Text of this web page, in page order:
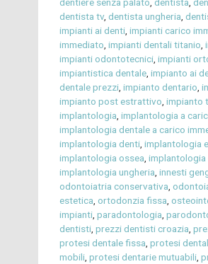
dentista tv,dentista ungheria ,
impianti ai denti ,impianti carico
immediato ,impianti dentali titanio ,
impianti odontotecnici ,impianti
impiantistica dentale ,impianto ai
dentale prezzi ,impianto dentario ,
impianto post estrattivo ,impianto
implantologia ,implantologia a
implantologia dentale a carico
implantologia denti ,implantologia
implantologia ossea ,
implantologia ungheria ,innesti
odontoiatria conservativa ,
estetica ,ortodonzia fissa ,
impianti ,paradontologia ,
dentisti ,prezzi dentisti croazia ,
protesi dentale fissa ,protesi
mobili ,protesi dentarie mutuabili ,